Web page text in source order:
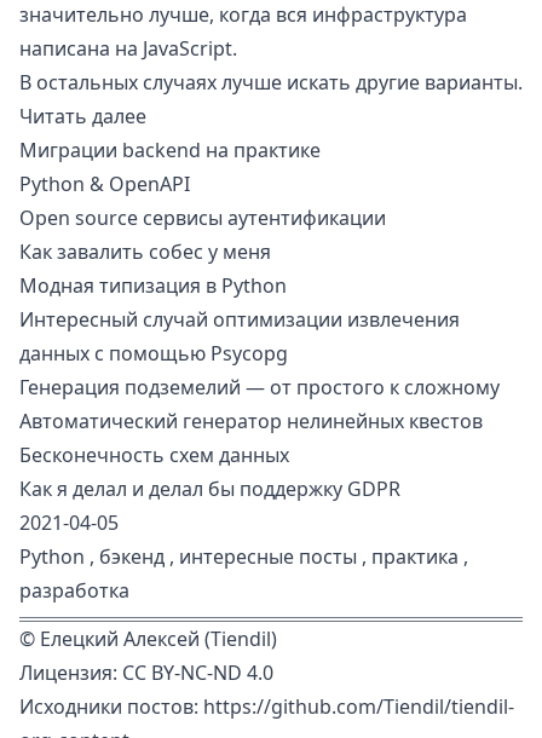
значительно лучше, когда вся инфраструктура
написана на JavaScript.
В остальных случаях лучше искать другие варианты.
Читать далее
Миграции backend на практике
Python & OpenAPI
Open source сервисы аутентификации
Как завалить собес у меня
Модная типизация в Python
Интересный случай оптимизации извлечения
данных с помощью Psycopg
Генерация подземелий — от простого к сложному
Автоматический генератор нелинейных квестов
Бесконечность схем данных
Как я делал и делал бы поддержку GDPR
2021-04-05
Python , бэкенд , интересные посты , практика ,
разработка
© Елецкий Алексей (Tiendil)
Лицензия: CC BY-NC-ND 4.0
Исходники постов: https://github.com/Tiendil/tiendil-